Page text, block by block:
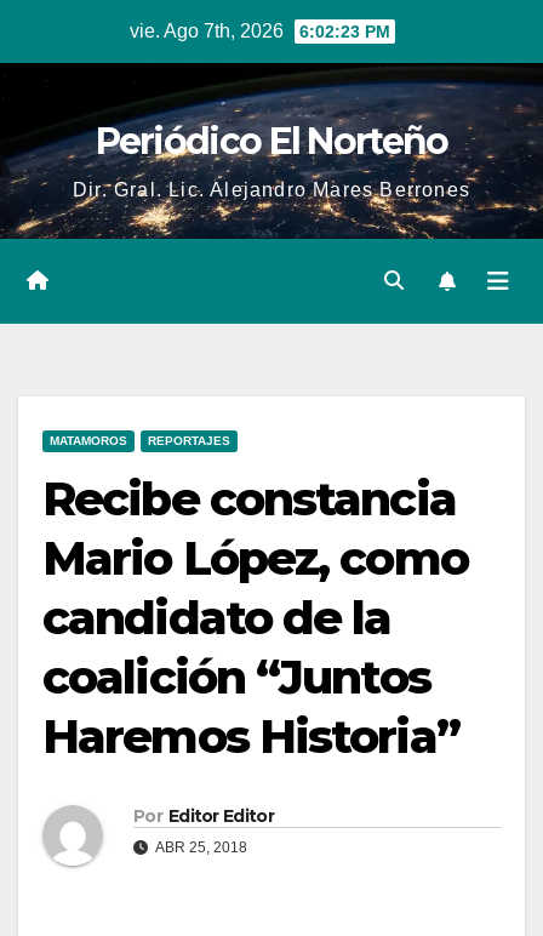
vie. Ago 7th, 2026 6:02:24 PM
Periódico El Norteño
Dir. Gral. Lic. Alejandro Mares Berrones
MATAMOROS REPORTAJES
Recibe constancia
Mario López, como
candidato de la
coalición “Juntos
Haremos Historia”
Por Editor Editor
ABR 25, 2018